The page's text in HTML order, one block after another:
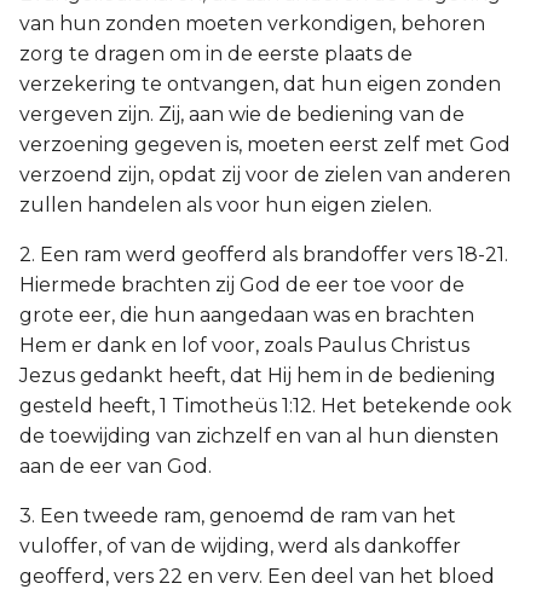
van hun zonden moeten verkondigen, behoren
zorg te dragen om in de eerste plaats de
verzekering te ontvangen, dat hun eigen zonden
vergeven zijn. Zij, aan wie de bediening van de
verzoening gegeven is, moeten eerst zelf met God
verzoend zijn, opdat zij voor de zielen van anderen
zullen handelen als voor hun eigen zielen.
2. Een ram werd geofferd als brandoffer vers 18-21.
Hiermede brachten zij God de eer toe voor de
grote eer, die hun aangedaan was en brachten
Hem er dank en lof voor, zoals Paulus Christus
Jezus gedankt heeft, dat Hij hem in de bediening
gesteld heeft, 1 Timotheüs 1:12. Het betekende ook
de toewijding van zichzelf en van al hun diensten
aan de eer van God.
3. Een tweede ram, genoemd de ram van het
vuloffer, of van de wijding, werd als dankoffer
geofferd, vers 22 en verv. Een deel van het bloed